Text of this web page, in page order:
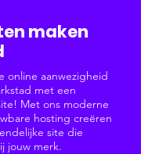
maken
online aanwezigheid
met een
Met ons moderne
hosting creëren
site die
jouw merk.